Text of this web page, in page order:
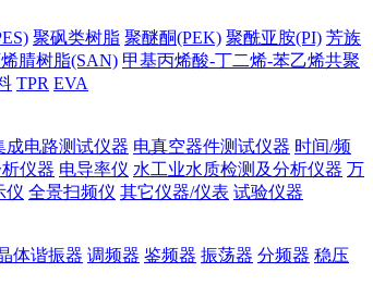
聚砜类树脂 聚醚酮(PEK) 聚酰亚胺(PI) 芳族
腈树脂(SAN) 甲基丙烯酸-丁二烯-苯乙烯共聚
TPR EVA
成电路测试仪器 电真空器件测试仪器 时间/频
仪器 电导率仪 水工业水质检测及分析仪器 万
仪 全景扫频仪 其它仪器/仪表 试验仪器
体谐振器 调频器 鉴频器 振荡器 分频器 稳压